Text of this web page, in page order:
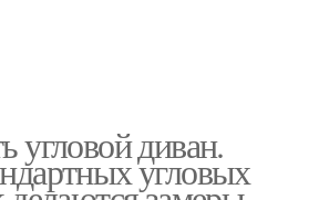
угловой диван.
угловых